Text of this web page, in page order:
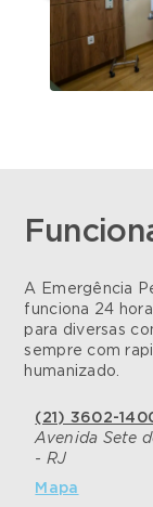
A Emergência
funciona 24
para diversas
sempre com
humanizado.
(21) 3602-
Avenida Sete
- RJ
Mapa